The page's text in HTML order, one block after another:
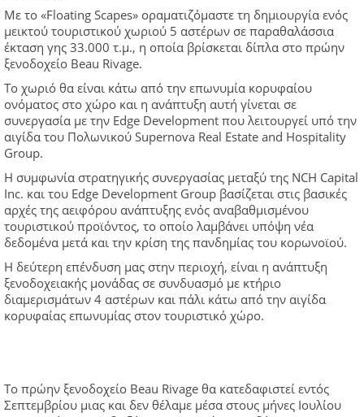
Με το «Floating Scapes» οραματιζόμαστε τη δημιουργία ενός
μεικτού τουριστικού χωριού 5 αστέρων σε παραθαλάσσια
έκταση γης 33.000 τ.μ., η οποία βρίσκεται δίπλα στο πρώην
ξενοδοχείο Beau Rivage.
Το χωριό θα είναι κάτω από την επωνυμία κορυφαίου
ονόματος στο χώρο και η ανάπτυξη αυτή γίνεται σε
συνεργασία με την Edge Development που λειτουργεί υπό την
αιγίδα του Πολωνικού Supernova Real Estate and Hospitality
Group.
Η συμφωνία στρατηγικής συνεργασίας μεταξύ της NCH Capital
Inc. και του Edge Development Group βασίζεται στις βασικές
αρχές της αειφόρου ανάπτυξης ενός αναβαθμισμένου
τουριστικού προϊόντος, το οποίο λαμβάνει υπόψη νέα
δεδομένα μετά και την κρίση της πανδημίας του κορωνοϊού.
Η δεύτερη επένδυση μας στην περιοχή, είναι η ανάπτυξη
ξενοδοχειακής μονάδας σε συνδυασμό με κτήριο
διαμερισμάτων 4 αστέρων και πάλι κάτω από την αιγίδα
κορυφαίας επωνυμίας στον τουριστικό χώρο.
Το πρώην ξενοδοχείο Beau Rivage θα κατεδαφιστεί εντός
Σεπτεμβρίου μιας και δεν θέλαμε μέσα στους μήνες Ιουλίου